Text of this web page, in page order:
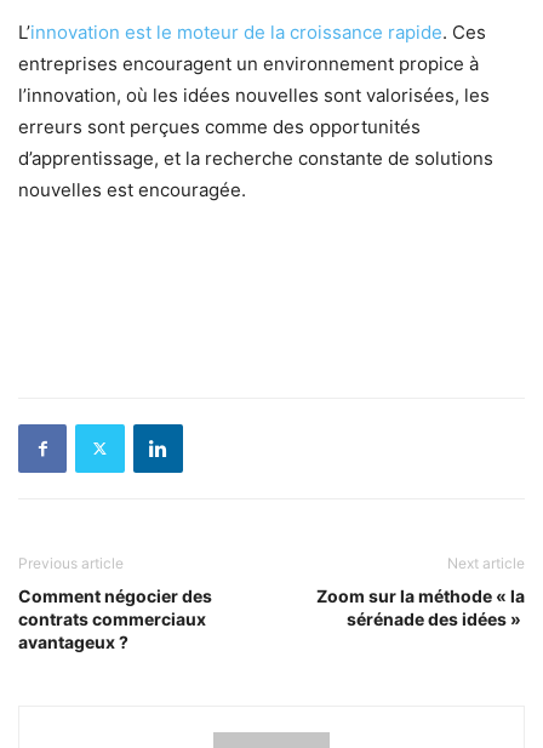
L’innovation est le moteur de la croissance rapide. Ces
entreprises encouragent un environnement propice à
l’innovation, où les idées nouvelles sont valorisées, les
erreurs sont perçues comme des opportunités
d’apprentissage, et la recherche constante de solutions
nouvelles est encouragée.
Previous article
Comment négocier des
contrats commerciaux
avantageux ?
Next article
Zoom sur la méthode « la
sérénade des idées »